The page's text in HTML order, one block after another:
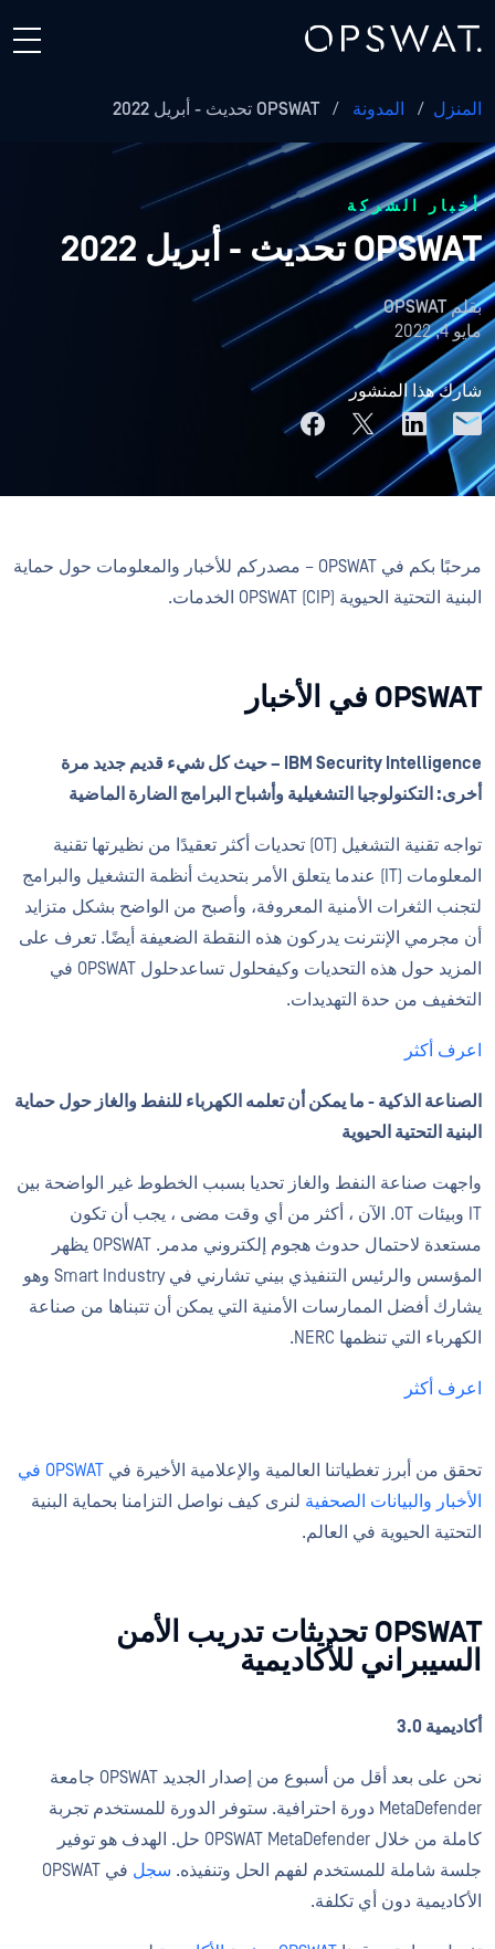
المنزل / المدونة / OPSWAT تحديث - أبريل 2022
أخبار الشركة
OPSWAT تحديث - أبريل 2022
بقلمOPSWAT
مايو 4, 2022
شارك هذا المنشور
مرحبًا بكم في OPSWAT – مصدركم للأخبار والمعلومات حول حماية
البنية التحتية الحيوية (CIP) OPSWAT الخدمات.
OPSWAT في الأخبار
IBM Security Intelligence – حيث كل شيء قديم جديد مرة
أخرى: التكنولوجيا التشغيلية وأشباح البرامج الضارة الماضية
تواجه تقنية التشغيل (OT) تحديات أكثر تعقيدًا من نظيرتها تقنية
المعلومات (IT) عندما يتعلق الأمر بتحديث أنظمة التشغيل والبرامج
لتجنب الثغرات الأمنية المعروفة، وأصبح من الواضح بشكل متزايد
أن مجرمي الإنترنت يدركون هذه النقطة الضعيفة أيضًا. تعرف على
المزيد حول هذه التحديات وكيفحلول تساعدحلول OPSWAT في
التخفيف من حدة التهديدات.
اعرف أكثر
الصناعة الذكية - ما يمكن أن تعلمه الكهرباء للنفط والغاز حول حماية
البنية التحتية الحيوية
واجهت صناعة النفط والغاز تحديا بسبب الخطوط غير الواضحة بين
IT وبيئات OT. الآن ، أكثر من أي وقت مضى ، يجب أن تكون
مستعدة لاحتمال حدوث هجوم إلكتروني مدمر. OPSWAT يظهر
المؤسس والرئيس التنفيذي بيني تشارني في Smart Industry وهو
يشارك أفضل الممارسات الأمنية التي يمكن أن تتبناها من صناعة
الكهرباء التي تنظمها NERC.
اعرف أكثر
تحقق من أبرز تغطياتنا العالمية والإعلامية الأخيرة في
OPSWAT في
الأخبار والبيانات الصحفية لنرى كيف نواصل التزامنا بحماية البنية
التحتية الحيوية في العالم.
OPSWAT تحديثات تدريب الأمن
السيبراني للأكاديمية
أكاديمية 3.0
نحن على بعد أقل من أسبوع من إصدار الجديد OPSWAT جامعة
MetaDefender دورة احترافية. ستوفر الدورة للمستخدم تجربة
كاملة من خلال OPSWAT MetaDefender حل. الهدف هو توفير
جلسة شاملة للمستخدم لفهم الحل وتنفيذه. سجل
في OPSWAT
الأكاديمية دون أي تكلفة.